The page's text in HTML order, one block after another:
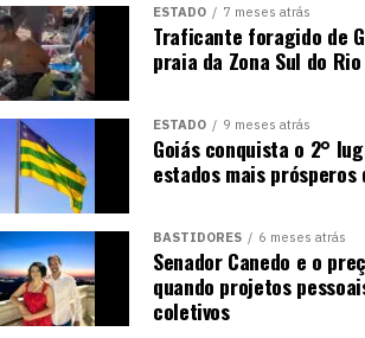
ESTADO 7 meses atrás
Traficante foragido de
praia da Zona Sul do Rio
ESTADO 9 meses atrás
Goiás conquista o 2°
estados mais prósperos
BASTIDORES 6 meses atrás
Senador Canedo e o
quando projetos
coletivos